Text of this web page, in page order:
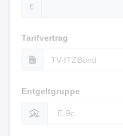
€
Tarifvertrag
Entgeltgruppe